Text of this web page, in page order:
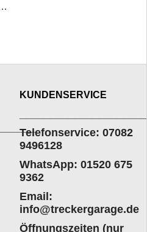
18x24x1,5 mm
KUNDENSERVICE
Telefonservice: 07082
9496128
WhatsApp: 01520 675
9362
Email:
info@treckergarage.de
Öffnungszeiten (nur